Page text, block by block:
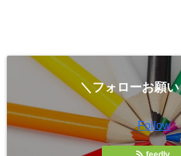
＼フォローお願
Follow